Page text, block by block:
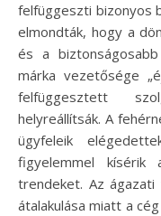
felfüggeszti bizonyos
elmondták, hogy a
és a
márka vezetősége
felfüggesztett
helyreállítsák. A
ügyfeleik
figyelemmel
trendeket. Az ágazati
átalakulása miatt a